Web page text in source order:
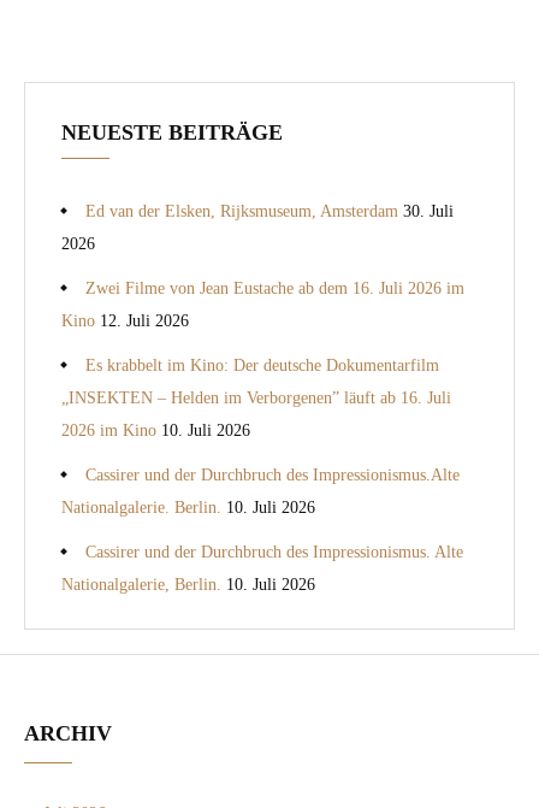
NEUESTE BEITRÄGE
Ed van der Elsken, Rijksmuseum, Amsterdam 30. Juli
2026
Zwei Filme von Jean Eustache ab dem 16. Juli 2026 im
Kino 12. Juli 2026
Es krabbelt im Kino: Der deutsche Dokumentarfilm
„INSEKTEN – Helden im Verborgenen” läuft ab 16. Juli
2026 im Kino 10. Juli 2026
Cassirer und der Durchbruch des Impressionismus.Alte
Nationalgalerie. Berlin. 10. Juli 2026
Cassirer und der Durchbruch des Impressionismus. Alte
Nationalgalerie, Berlin. 10. Juli 2026
ARCHIV